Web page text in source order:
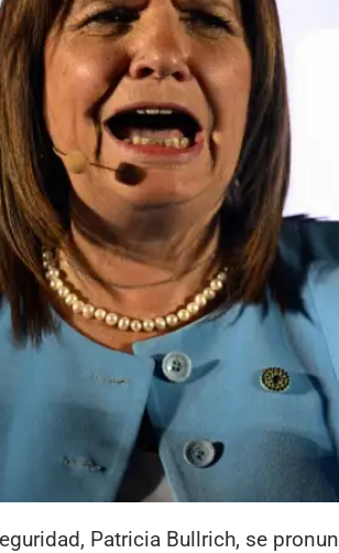
Patricia Bullrich, se